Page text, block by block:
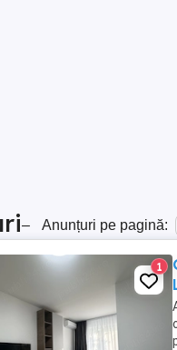
– Anunțuri pe pagină:
1